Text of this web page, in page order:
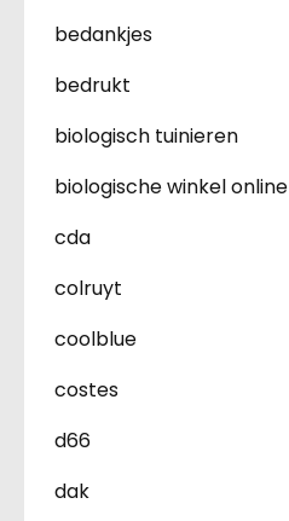
bedankjes
bedrukt
biologisch tuinieren
biologische winkel online
cda
colruyt
coolblue
costes
d66
dak